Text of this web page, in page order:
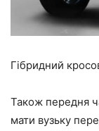
Гібридний
Також передня
мати вузьку